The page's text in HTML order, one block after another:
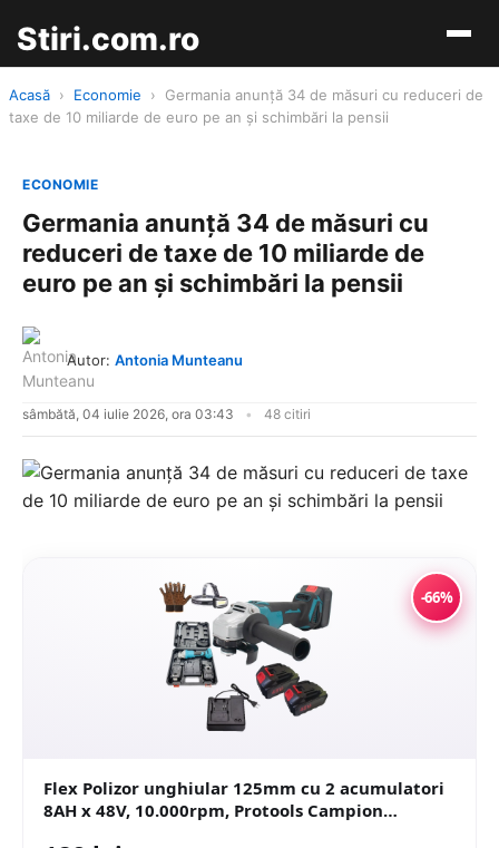
Stiri.com.ro
Acasă › Economie ›
Germania anunță 34 de măsuri cu reduceri de
taxe de 10 miliarde de euro pe an și schimbări la pensii
ECONOMIE
Germania anunță 34 de măsuri cu
reduceri de taxe de 10 miliarde de
euro pe an și schimbări la pensii
Autor: Antonia Munteanu
sâmbătă, 04 iulie 2026, ora 03:43 48 citiri
-66%
Flex Polizor unghiular 125mm cu 2 acumulatori
8AH x 48V, 10.000rpm, Protools Campion